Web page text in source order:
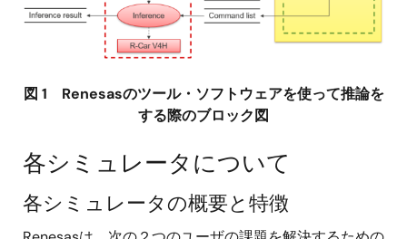
図 1 Renesasのツール・ソフトウェアを使って推論を
する際のブロック図
各シミュレータについて
各シミュレータの概要と特徴